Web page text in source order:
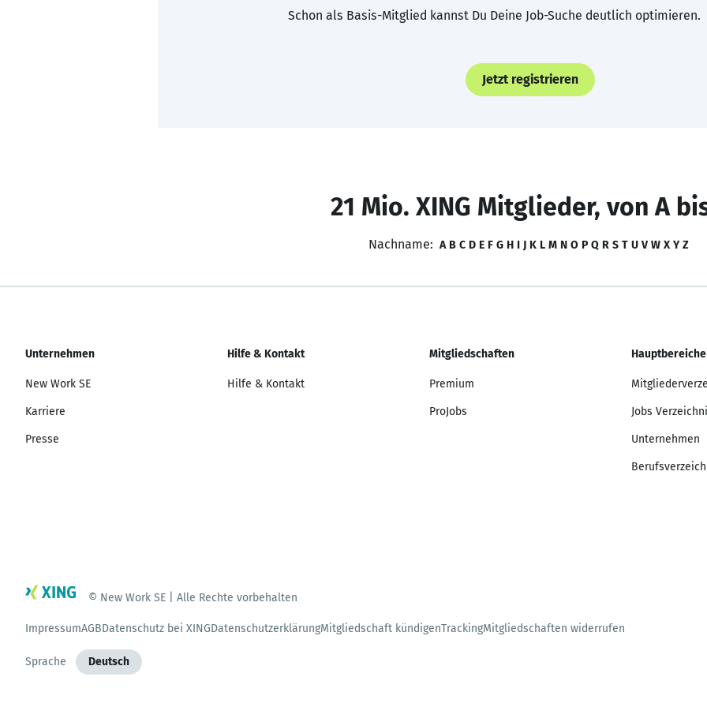
Schon als Basis-Mitglied kannst Du Deine Job-Suche deutlich optimieren.
Jetzt registrieren
21 Mio. XING Mitglieder, von A
Nachname: A B C D E F G H I J K L M N O P Q R S T U V W X Y Z
Unternehmen
New Work SE
Karriere
Presse
Hilfe & Kontakt
Hilfe & Kontakt
Mitgliedschaften
Premium
ProJobs
Hauptbereiche
Jobs
Unternehmen
© New Work SE | Alle Rechte vorbehalten
ImpressumAGBDatenschutz bei XINGDatenschutzerklärungMitgliedschaft kündigenTrackingMitgliedschaften widerrufen
Sprache Deutsch